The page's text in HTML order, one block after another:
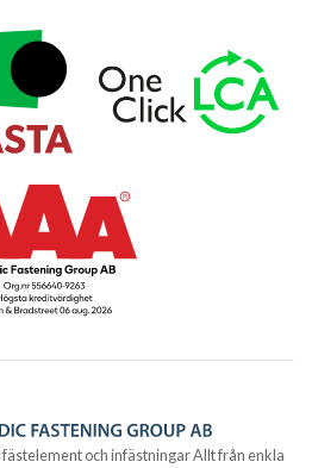
och infästningar Allt från enkla